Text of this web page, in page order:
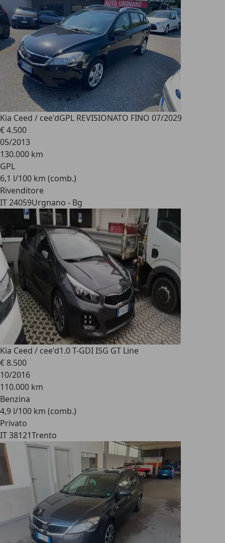
Kia Ceed / cee'dGPL REVISIONATO FINO 07/2029
€ 4.500
05/2013
130.000 km
GPL
6,1 l/100 km (comb.)
Rivenditore
IT 24059Urgnano - Bg
Kia Ceed / cee'd1.0 T-GDI ISG GT Line
€ 8.500
10/2016
110.000 km
Benzina
4,9 l/100 km (comb.)
Privato
IT 38121Trento